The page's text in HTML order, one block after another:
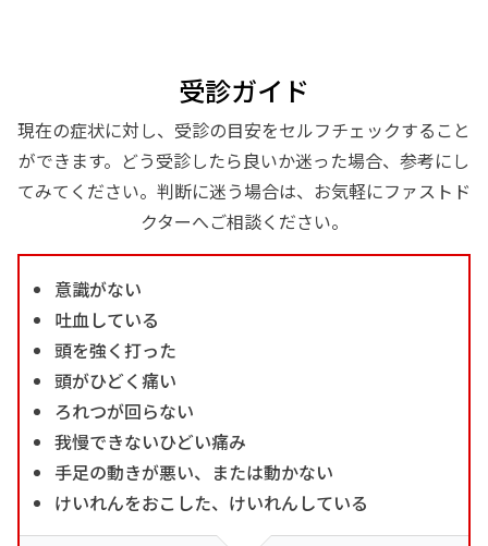
受診ガイド
現在の症状に対し、受診の目安をセルフチェックすること
ができます。どう受診したら良いか迷った場合、参考にし
てみてください。判断に迷う場合は、お気軽にファストド
クターへご相談ください。
意識がない
吐血している
頭を強く打った
頭がひどく痛い
ろれつが回らない
我慢できないひどい痛み
手足の動きが悪い、または動かない
けいれんをおこした、けいれんしている